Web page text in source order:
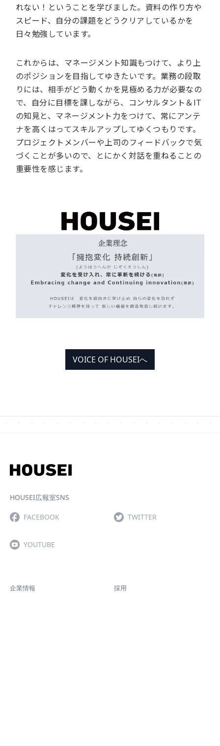
れない！ということを学びました。資料の作り方や
スピード、自分の課題をどうクリアしているかを
日々勉強しています。
これからは、マネージメント知識もつけて、より上
のポジションを目指してゆきたいです。業務の段取
りには、相手がどう動くかを見極める力が必要なの
で、自分に目標を課しながら、コンサルタント＆IT
の知見と、マネージメント力をつけて、常にアンテ
ナを高くはってスキルアップしてゆくつもりです。
プロジェクトメンバーや上司のフィードバックで気
づくことが多いので、とにかく対話を重ねることの
重要性を感じます。
VOICE OF HOUSEIへ
HOUSEI広報室SNS
FACEBOOK TWITTER
YOUTUBE
企業情報 採用